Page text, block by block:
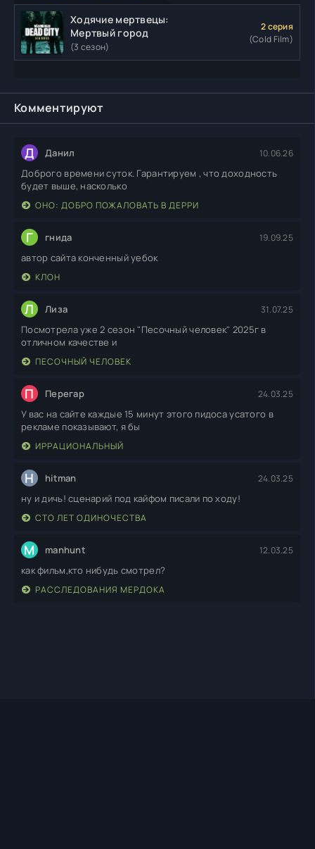
Ходячие мертвецы:
Мертвый город
(3 сезон)
2 серия
(Cold Film)
Комментируют
Д Данил 10.06.26
Доброго времени суток. Гарантируем , что доходность
будет выше, насколько
ОНО: ДОБРО ПОЖАЛОВАТЬ В ДЕРРИ
Г гнида 19.09.25
автор сайта конченный уебок
КЛОН
Л Лиза 31.07.25
Посмотрела уже 2 сезон "Песочный человек" 2025г в
отличном качестве и
ПЕСОЧНЫЙ ЧЕЛОВЕК
П Перегар 24.03.25
У вас на сайте каждые 15 минут этого пидоса усатого в
рекламе показывают, я бы
ИРРАЦИОНАЛЬНЫЙ
H hitman 24.03.25
ну и дичь! сценарий под кайфом писали по ходу!
СТО ЛЕТ ОДИНОЧЕСТВА
M manhunt 12.03.25
как фильм,кто нибудь смотрел?
РАССЛЕДОВАНИЯ МЕРДОКА